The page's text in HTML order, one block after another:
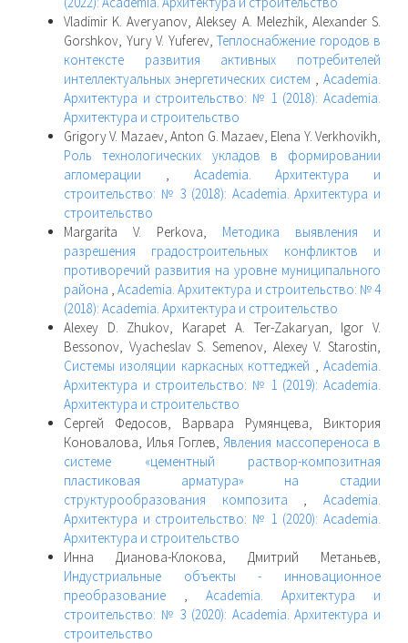
Vladimir K. Averyanov, Aleksey A. Melezhik, Alexander S.
Gorshkov, Yury V. Yuferev, Теплоснабжение городов в
контексте развития активных потребителей
интеллектуальных энергетических систем , Academia.
Архитектура и строительство: № 1 (2018): Academia.
Архитектура и строительство
Grigory V. Mazaev, Anton G. Mazaev, Elena Y. Verkhovikh,
Роль технологических укладов в формировании
агломерации , Academia. Архитектура и
строительство: № 3 (2018): Academia. Архитектура и
строительство
Margarita V. Perkova, Методика выявления и
разрешения градостроительных конфликтов и
противоречий развития на уровне муниципального
района ,Academia. Архитектура и строительство: № 4
(2018): Academia. Архитектура и строительство
Alexey D. Zhukov, Karapet A. Ter-Zakaryan, Igor V.
Bessonov, Vyacheslav S. Semenov, Alexey V. Starostin,
Системы изоляции каркасных коттеджей ,Academia.
Архитектура и строительство: № 1 (2019): Academia.
Архитектура и строительство
Сергей Федосов, Варвара Румянцева, Виктория
Коновалова, Илья Гоглев,Явления массопереноса в
системе «цементный раствор-композитная
пластиковая арматура» на стадии
структурообразования композита ,Academia.
Архитектура и строительство: № 1 (2020): Academia.
Архитектура и строительство
Инна Дианова-Клокова, Дмитрий Метаньев,
Индустриальные объекты - инновационное
преобразование , Academia. Архитектура и
строительство: № 3 (2020): Academia. Архитектура и
строительство